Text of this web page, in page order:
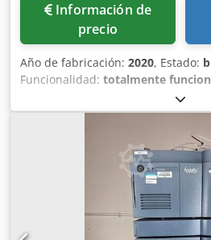
Información de
precio
Año de fabricación: 2020, Estado:
Funcionalidad: totalmente
DESCRIPCION/
etiquetas de 5 colores, unidad
Chedpfx Amezrxdpsrsa Máquina
de desbobinado • Guiador de
(5) • Barra de volteo • Unidades
flexográfica • Cámara de registro
• de rodillos de tinta • Introductor
• Unidad de troquel semi rotativo
Unidad de rebobinado con Slitting